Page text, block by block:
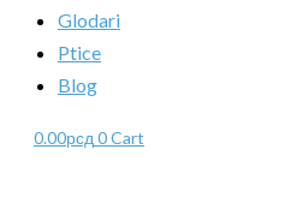
Glodari
Ptice
Blog
0.00рсд 0Cart